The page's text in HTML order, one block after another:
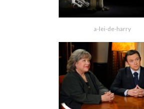
a-lei-de-harry